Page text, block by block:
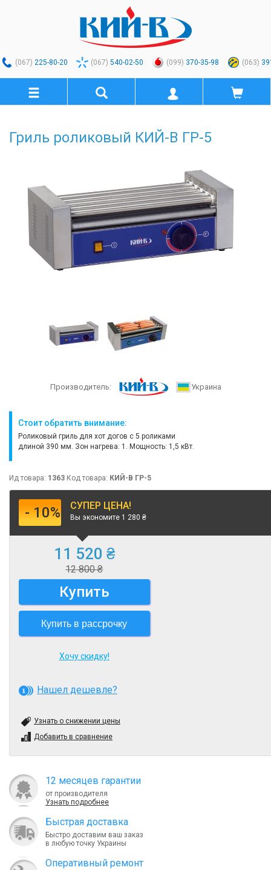
(067) 225-80-20 (067) 540-02-50 (099) 370-35-98 (063)
Гриль роликовый КИЙ-В ГР-5
Производитель: Украина
Стоит обратить внимание:
Роликовый гриль для хот догов с 5 роликами
длиной 390 мм. Зон нагрева: 1. Мощность: 1,5 кВт.
Ид товара: 1363 Код товара: КИЙ-В ГР-5
- 10% СУПЕР ЦЕНА!
Вы экономите 1 280 ₴
12 800 ₴
11 520 ₴
Купить
Купить в рассрочку
Хочу скидку!
Нашел дешевле?
Узнать о снижении цены
Добавить в сравнение
12 месяцев гарантии
от производителя
Узнать подробнее
Быcтрая доставка
Быстро доставим ваш заказ
в любую точку Украины
Оперативный ремонт